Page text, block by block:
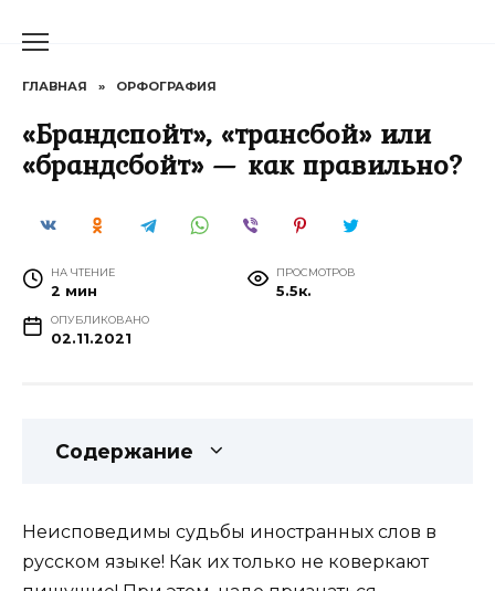
ГЛАВНАЯ » ОРФОГРАФИЯ
«Брандспойт», «трансбой» или
«брандсбойт» — как правильно?
НА ЧТЕНИЕ
2 мин
ПРОСМОТРОВ
5.5к.
ОПУБЛИКОВАНО
02.11.2021
Содержание
Неисповедимы судьбы иностранных слов в
русском языке! Как их только не коверкают